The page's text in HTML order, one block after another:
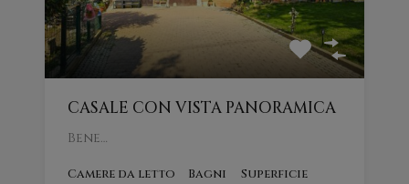
CASALE CON VISTA PANORAMICA
Bene…
Camere da letto
Bagni
Superficie